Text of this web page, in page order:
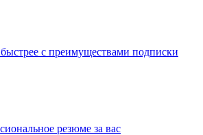
с преимуществами подписки
резюме за вас